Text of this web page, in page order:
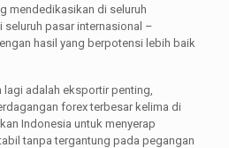
mendedikasikan di seluruh
pasar internasional –
hasil yang berpotensi lebih baik
adalah eksportir penting,
forex terbesar kelima di
Indonesia untuk menyerap
tanpa tergantung pada pegangan